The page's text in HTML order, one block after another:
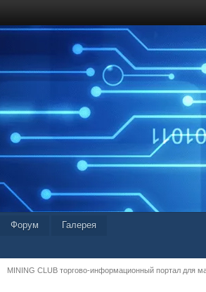
Форум Галерея
MINING CLUB торгово-информационный портал для